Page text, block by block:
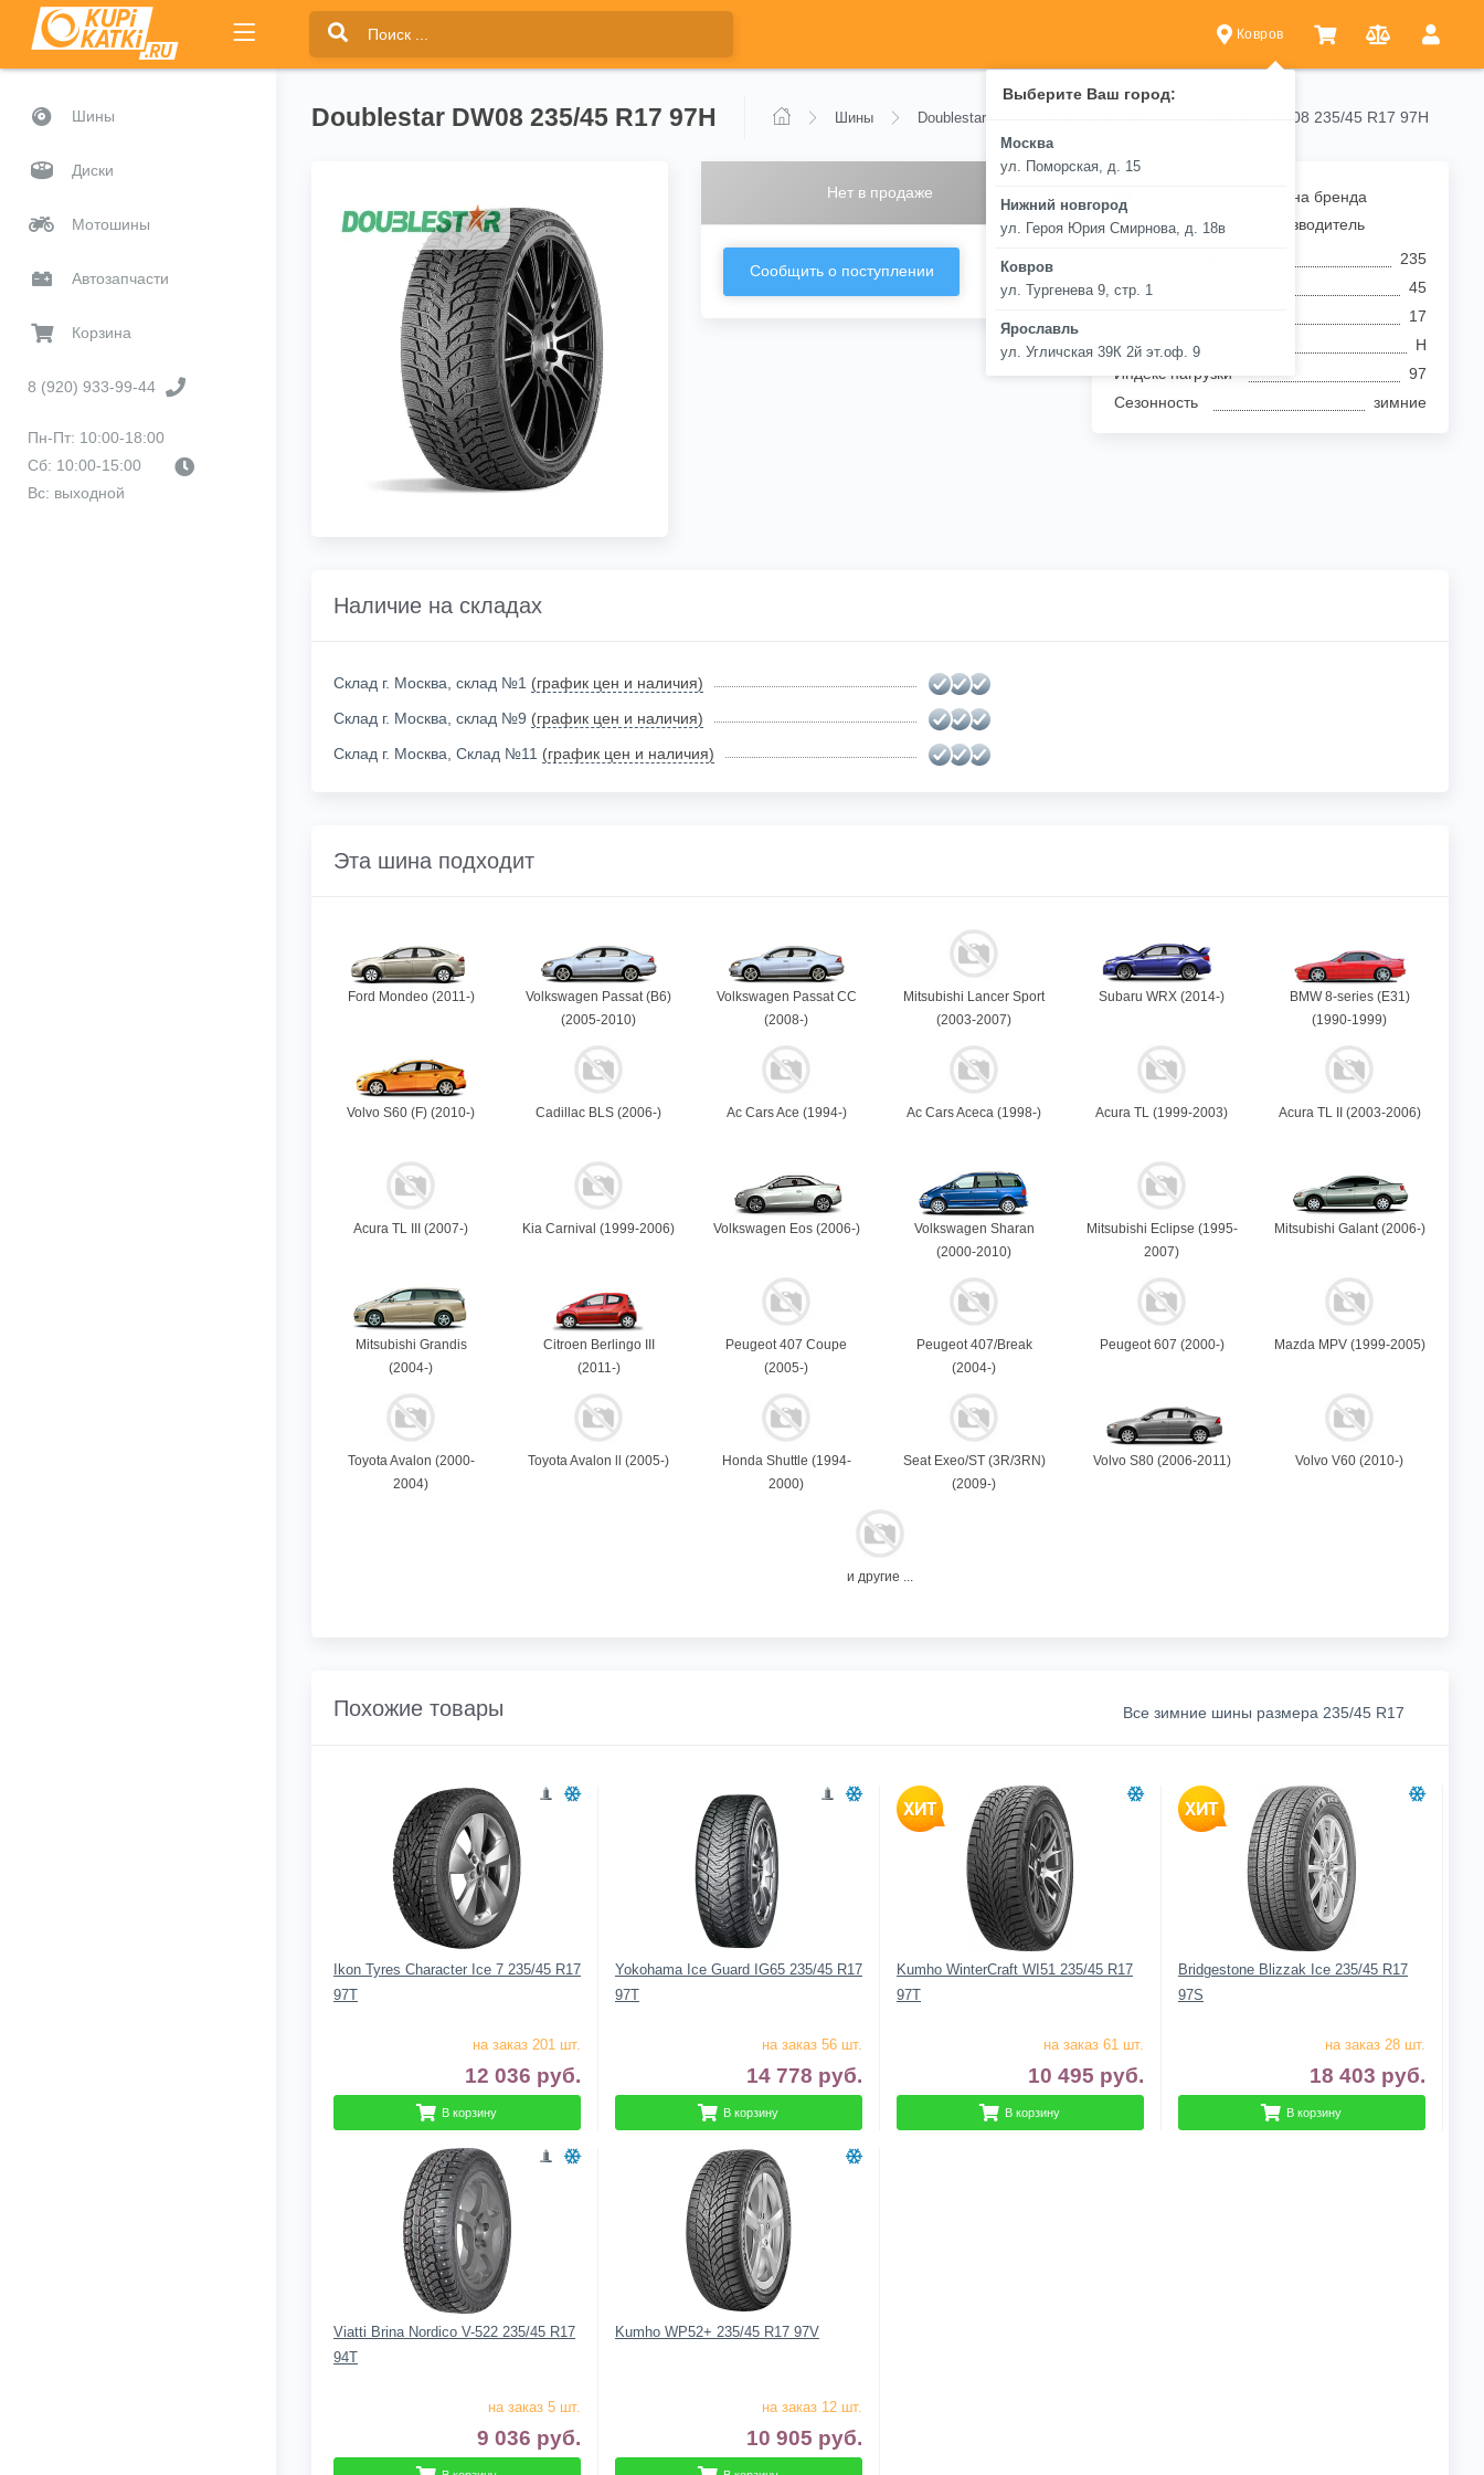
Ковров
Выберите Ваш город:
Москва
ул. Поморская, д. 15
Нижний новгород
ул. Героя Юрия Смирнова, д. 18в
Ковров
ул. Тургенева 9, стр. 1
Ярославль
ул. Угличская 39К 2й эт.оф. 9
Шины
Диски
Мотошины
Автозапчасти
Корзина
8 (920) 933-99-44
Пн-Пт: 10:00-18:00
Сб: 10:00-15:00
Вс: выходной
Doublestar DW08 235/45 R17 97H Шины Doublestar Doublestar DW08 235/45 R17 97H
Нет в продаже
Сообщить о поступлении
Китай — страна родина бренда
Китай — страна производитель
235
Высота профиля
45
17
Индекс скорости
H
Индекс нагрузки
97
Сезонность
зимние
Наличие на складах
Склад г. Москва, склад №1 (график цен и наличия)
Склад г. Москва, склад №9 (график цен и наличия)
Склад г. Москва, Склад №11 (график цен и наличия)
Эта шина подходит
Ford Mondeo (2011-)
Volkswagen Passat (B6)
(2005-2010)
Volkswagen Passat CC
(2008-)
Mitsubishi Lancer Sport
(2003-2007)
Subaru WRX (2014-)
BMW 8-series (E31)
(1990-1999)
Volvo S60 (F) (2010-) Cadillac BLS (2006-) Ac Cars Ace (1994-) Ac Cars Aceca (1998-) Acura TL (1999-2003) Acura TL II (2003-2006)
Acura TL III (2007-) Kia Carnival (1999-2006) Volkswagen Eos (2006-)
Volkswagen Sharan
(2000-2010)
Mitsubishi Eclipse (1995-
2007)
Mitsubishi Galant (2006-)
Mitsubishi Grandis
(2004-)
Citroen Berlingo III
(2011-)
Peugeot 407 Coupe
(2005-)
Peugeot 407/Break
(2004-)
Peugeot 607 (2000-) Mazda MPV (1999-2005)
Toyota Avalon (2000-
2004)
Toyota Avalon ll (2005-)
Honda Shuttle (1994-
2000)
Seat Exeo/ST (3R/3RN)
(2009-)
Volvo S80 (2006-2011) Volvo V60 (2010-)
и другие ...
Похожие товары Все зимние шины размера 235/45 R17
Ikon Tyres Character Ice 7 235/45 R17
97T
на заказ 201 шт.
12 036 руб.
В корзину
Yokohama Ice Guard IG65 235/45 R17
97T
на заказ 56 шт.
14 778 руб.
В корзину
Kumho WinterCraft WI51 235/45 R17
97T
на заказ 61 шт.
10 495 руб.
В корзину
Bridgestone Blizzak Ice 235/45 R17
97S
на заказ 28 шт.
18 403 руб.
В корзину
Viatti Brina Nordico V-522 235/45 R17
94T
на заказ 5 шт.
9 036 руб.
Kumho WP52+ 235/45 R17 97V
на заказ 12 шт.
10 905 руб.